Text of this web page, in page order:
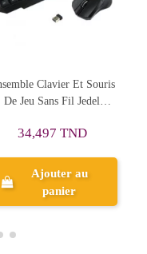
Cable Chargeur
Denmen 2.4A -
Ajouter au